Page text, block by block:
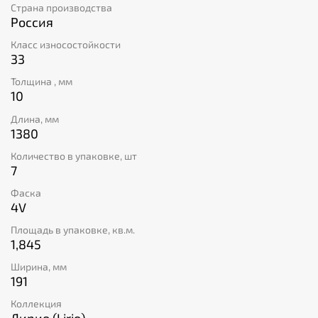
тактильные ощущения. Коллекция Лирио (Lirio) — это
не только стильное решение для вашего дома, но и
гарантия удобства и долговечности.
Страна производства
Россия
Класс износостойкости
33
Толщина , мм
10
Длина, мм
1380
Количество в упаковке, шт
7
Фаска
4V
Площадь в упаковке, кв.м.
1,845
Ширина, мм
191
Коллекция